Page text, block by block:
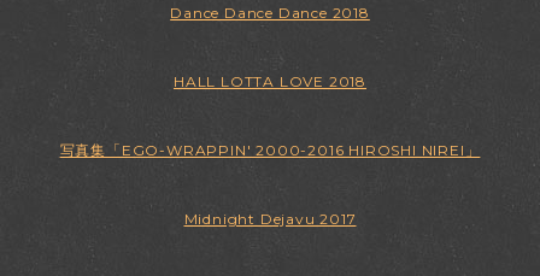
Dance Dance Dance 2018
HALL LOTTA LOVE 2018
写真集「EGO-WRAPPIN' 2000-2016 HIROSHI NIREI」
Midnight Dejavu 2017